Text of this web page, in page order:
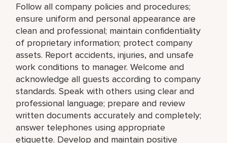
Follow all company policies and procedures;
ensure uniform and personal appearance are
clean and professional; maintain confidentiality
of proprietary information; protect company
assets. Report accidents, injuries, and unsafe
work conditions to manager. Welcome and
acknowledge all guests according to company
standards. Speak with others using clear and
professional language; prepare and review
written documents accurately and completely;
answer telephones using appropriate
etiquette. Develop and maintain positive